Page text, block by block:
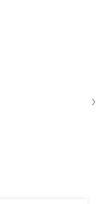
›